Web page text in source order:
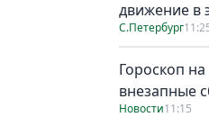
движение в
С.Петербург
Гороскоп
внезапные
Новости11:15